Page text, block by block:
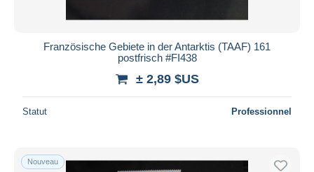
Französische Gebiete in der Antarktis (TAAF) 161
postfrisch #FI438
± 2,89 $US
Statut Professionnel
Nouveau